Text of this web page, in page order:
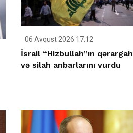
06 Avqust 2026 17:12
İsrail “Hizbullah”ın qərargah
və silah anbarlarını vurdu